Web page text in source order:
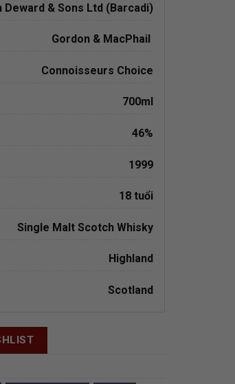
Deward & Sons Ltd (Barcadi)
Gordon & MacPhail
Connoisseurs Choice
700ml
46%
1999
18 tuổi
Single Malt Scotch Whisky
Highland
Scotland